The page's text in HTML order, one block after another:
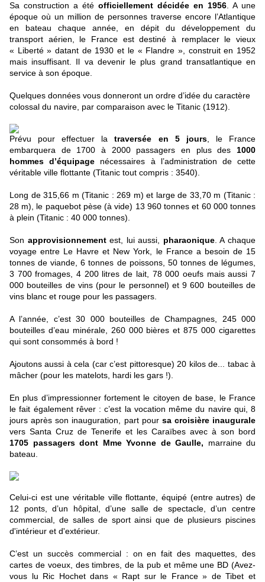
Sa construction a été officiellement décidée en 1956 . A une
époque où un million de personnes traverse encore l’Atlantique
en bateau chaque année, en dépit du développement du
transport aérien, le France est destiné à remplacer le vieux
« Liberté » datant de 1930 et le « Flandre », construit en 1952
mais insuffisant. Il va devenir le plus grand transatlantique en
service à son époque.
Quelques données vous donneront un ordre d’idée du caractère
colossal du navire, par comparaison avec le Titanic (1912).
Prévu pour effectuer latraversée en 5 jours, le France
embarquera de 1700 à 2000 passagers en plus des 1000
hommes d’équipage nécessaires à l’administration de cette
véritable ville flottante (Titanic tout compris : 3540).
Long de 315,66 m (Titanic : 269 m) et large de 33,70 m (Titanic :
28 m), le paquebot pèse (à vide) 13 960 tonnes et 60 000 tonnes
à plein (Titanic : 40 000 tonnes).
Son approvisionnementest, lui aussi, pharaonique. A chaque
voyage entre Le Havre et New York, le France a besoin de 15
tonnes de viande, 6 tonnes de poissons, 50 tonnes de légumes,
3 700 fromages, 4 200 litres de lait, 78 000 oeufs mais aussi 7
000 bouteilles de vins (pour le personnel) et 9 600 bouteilles de
vins blanc et rouge pour les passagers.
A l’année, c’est 30 000 bouteilles de Champagnes, 245 000
bouteilles d’eau minérale, 260 000 bières et 875 000 cigarettes
qui sont consommés à bord !
Ajoutons aussi à cela (car c’est pittoresque) 20 kilos de... tabac à
mâcher (pour les matelots, hardi les gars !).
En plus d’impressionner fortement le citoyen de base, le France
le fait également rêver : c’est la vocation même du navire qui, 8
jours après son inauguration, part pour sa croisière inaugurale
vers Santa Cruz de Tenerife et les Caraïbes avec à son bord
1705 passagers dont Mme Yvonne de Gaulle, marraine du
bateau.
Celui-ci est une véritable ville flottante, équipé (entre autres) de
12 ponts, d’un hôpital, d’une salle de spectacle, d’un centre
commercial, de salles de sport ainsi que de plusieurs piscines
d'intérieur et d'extérieur.
C’est un succès commercial : on en fait des maquettes, des
cartes de voeux, des timbres, de la pub et même une BD (Avez-
vous lu Ric Hochet dans « Rapt sur le France » de Tibet et